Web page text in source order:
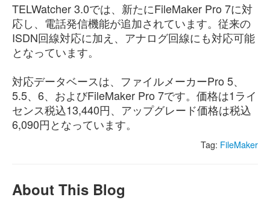
TELWatcher 3.0では、新たにFileMaker Pro 7に対
応し、電話発信機能が追加されています。従来の
ISDN回線対応に加え、アナログ回線にも対応可能
となっています。
対応データベースは、ファイルメーカーPro 5、
5.5、6、およびFileMaker Pro 7です。価格は1ライ
センス税込13,440円、アップグレード価格は税込
6,090円となっています。
Tag: FileMaker
About This Blog